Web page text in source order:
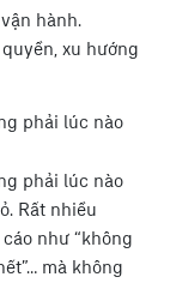
hành.
xu hướng
phải lúc nào
phải lúc nào
Rất nhiều
như “không
mà không